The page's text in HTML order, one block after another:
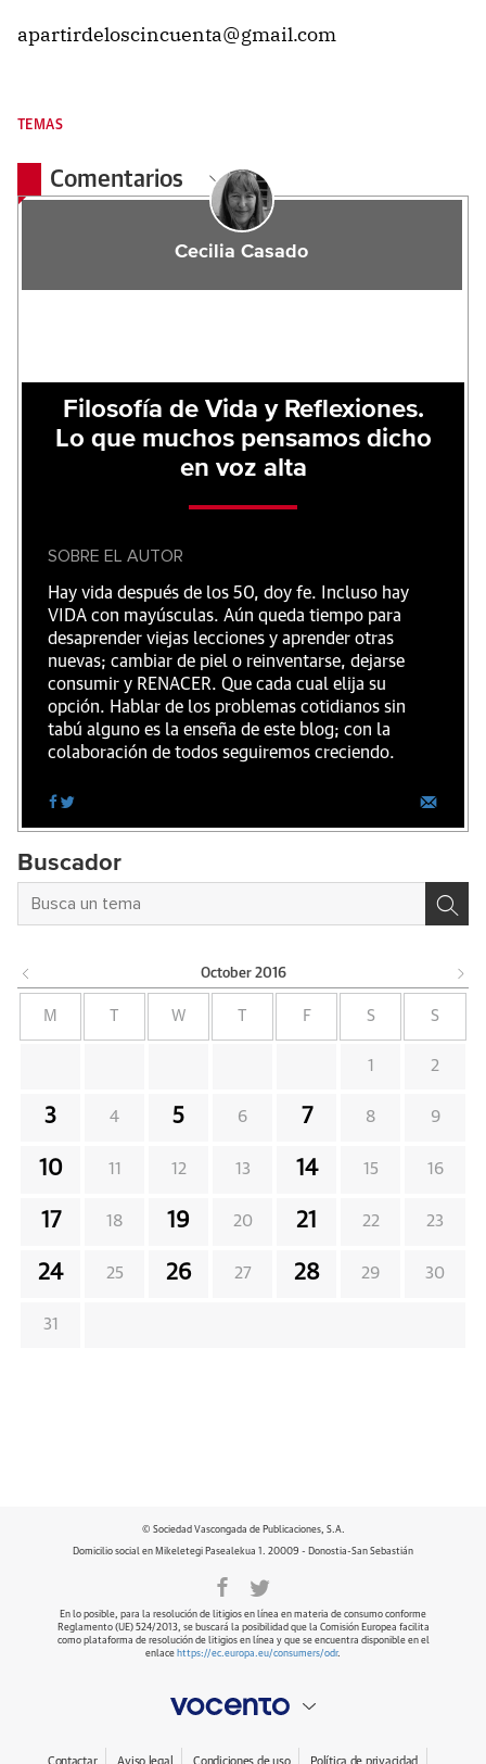
apartirdeloscincuenta@gmail.com
TEMAS
Comentarios
Cecilia Casado
Filosofía de Vida y Reflexiones.
Lo que muchos pensamos dicho
en voz alta
SOBRE EL AUTOR
Hay vida después de los 50, doy fe. Incluso hay
VIDA con mayúsculas. Aún queda tiempo para
desaprender viejas lecciones y aprender otras
nuevas; cambiar de piel o reinventarse, dejarse
consumir y RENACER. Que cada cual elija su
opción. Hablar de los problemas cotidianos sin
tabú alguno es la enseña de este blog; con la
colaboración de todos seguiremos creciendo.
Buscador
October 2016
M W F S S
1 2
3 4 5 6 7 8 9
10 11 12 13 14 15 16
17 18 19 20 21 22 23
24 25 26 27 28 29 30
31
© Sociedad Vascongada de Publicaciones, S.A.
Domicilio social en Mikeletegi Pasealekua 1. 20009 - Donostia-San Sebastián
En lo posible, para la resolución de litigios en línea en materia de consumo conforme
Reglamento (UE) 524/2013, se buscará la posibilidad que la Comisión Europea facilita
como plataforma de resolución de litigios en línea y que se encuentra disponible en el
enlace https://ec.europa.eu/consumers/odr.
Contactar Aviso legal Condiciones de uso Política de privacidad